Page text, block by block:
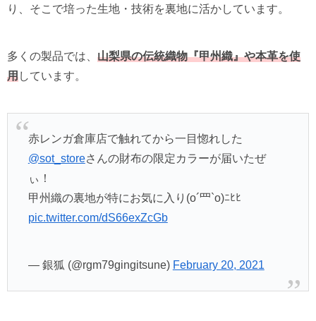
り、そこで培った生地・技術を裏地に活かしています。
多くの製品では、 山梨県の伝統織物『甲州織』や本革を使
用しています。
赤レンガ倉庫店で触れてから一目惚れした
@sot_storeさんの財布の限定カラーが届いたぜ
ぃ！
甲州織の裏地が特にお気に入り(o´罒`o)ﾆﾋﾋ
pic.twitter.com/dS66exZcGb
— 銀狐 (@rgm79gingitsune) February 20, 2021